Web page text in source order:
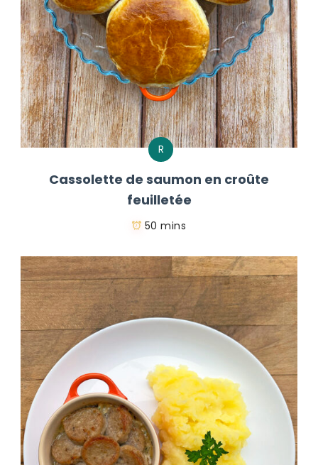
R
Cassolette de saumon en croûte
feuilletée
50 mins